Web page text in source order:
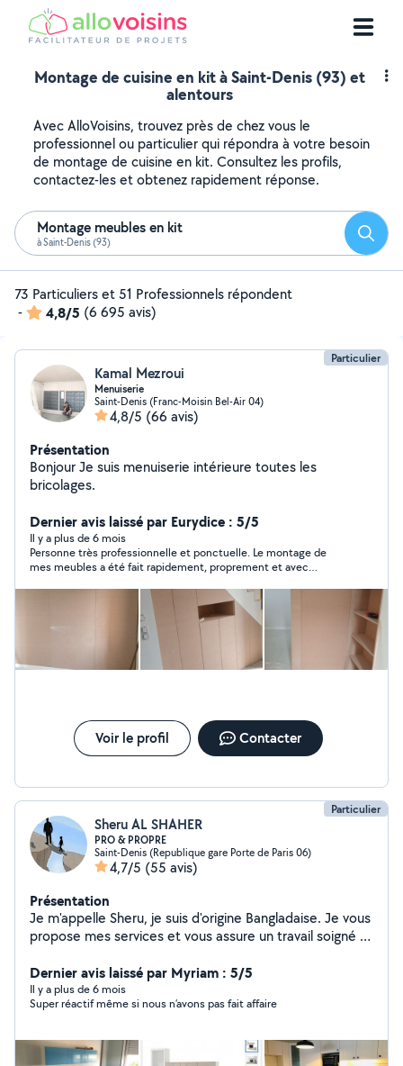
Montage de cuisine en kit à Saint-Denis (93) et
alentours
Avec AlloVoisins, trouvez près de chez vous le
professionnel ou particulier qui répondra à votre besoin
de montage de cuisine en kit. Consultez les profils,
contactez-les et obtenez rapidement réponse.
Montage meubles en kit
à Saint-Denis (93)
73 Particuliers et 51 Professionnels répondent
-
4,8/5 (6 695 avis)
Particulier
Kamal Mezroui
Menuiserie
Saint-Denis (Franc-Moisin Bel-Air 04)
4,8/5 (66 avis)
Présentation
Bonjour Je suis menuiserie intérieure toutes les
bricolages.
Dernier avis laissé par Eurydice : 5/5
Il y a plus de 6 mois
Personne très professionnelle et ponctuelle. Le montage de
mes meubles a été fait rapidement, proprement et avec
Voir le profil Contacter
Particulier
Sheru AL SHAHER
PRO & PROPRE
Saint-Denis (Republique gare Porte de Paris 06)
4,7/5 (55 avis)
Présentation
Je m'appelle Sheru, je suis d'origine Bangladaise. Je vous
propose mes services et vous assure un travail soigné et
peinture, parquet, papier peint, installation baignoire,
toilette, meuble en kit, ... Vous pouvez me faire
confiance. Merci d'avance.
Dernier avis laissé par Myriam : 5/5
Il y a plus de 6 mois
Super réactif même si nous n’avons pas fait affaire